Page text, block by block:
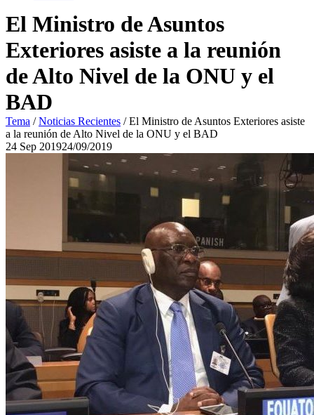
El Ministro de Asuntos
Exteriores asiste a la reunión
de Alto Nivel de la ONU y el
BAD
Tema /Noticias Recientes /El Ministro de Asuntos Exteriores asiste
a la reunión de Alto Nivel de la ONU y el BAD
24 Sep 201924/09/2019